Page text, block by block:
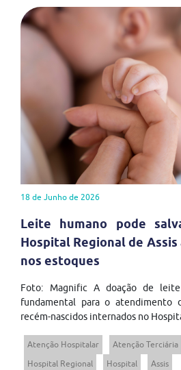
18 de Junho de 2026
Leite humano pode
Hospital Regional de
nos estoques
Foto: Magnific A doação de
fundamental para o atendimento
recém-nascidos internados no
Atenção Hospitalar Atenção Terciária
Hospital Regional
Hospital
Assis